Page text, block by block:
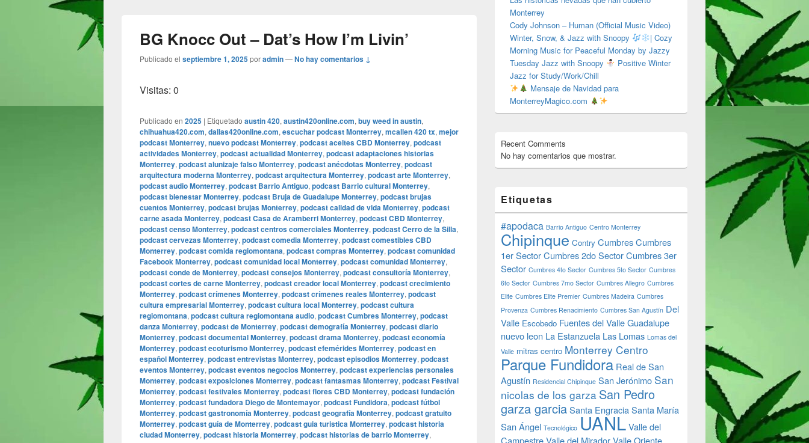
BG Knocc Out – Dat’s How I’m Livin’
Publicado el septiembre 1, 2025poradmin—No hay comentarios ↓
Visitas: 0
Publicado en 2025 | Etiquetado austin 420, austin420online.com, buy weed in austin,
chihuahua420.com, dallas420online.com, escuchar podcast Monterrey, mcallen 420 tx, mejor
podcast Monterrey, nuevo podcast Monterrey, podcast aceites CBD Monterrey, podcast
actividades Monterrey, podcast actualidad Monterrey, podcast adaptaciones historias
Monterrey, podcast alunizaje falso Monterrey, podcast anécdotas Monterrey, podcast
arquitectura moderna Monterrey, podcast arquitectura Monterrey, podcast arte Monterrey,
podcast audio Monterrey, podcast Barrio Antiguo, podcast Barrio cultural Monterrey,
podcast bienestar Monterrey, podcast Bruja de Guadalupe Monterrey, podcast brujas
cuentos Monterrey, podcast brujas Monterrey, podcast calidad de vida Monterrey, podcast
carne asada Monterrey, podcast Casa de Aramberri Monterrey, podcast CBD Monterrey,
podcast censo Monterrey, podcast centros comerciales Monterrey, podcast Cerro de la Silla,
podcast cervezas Monterrey, podcast comedia Monterrey, podcast comestibles CBD
Monterrey, podcast comida regiomontana, podcast compras Monterrey, podcast comunidad
Facebook Monterrey, podcast comunidad local Monterrey, podcast comunidad Monterrey,
podcast conde de Monterrey, podcast consejos Monterrey, podcast consultoría Monterrey,
podcast cortes de carne Monterrey, podcast creador local Monterrey, podcast crecimiento
Monterrey, podcast crímenes Monterrey, podcast crímenes reales Monterrey, podcast
cultura empresarial Monterrey, podcast cultura local Monterrey, podcast cultura
regiomontana, podcast cultura regiomontana audio, podcast Cumbres Monterrey, podcast
danza Monterrey, podcast de Monterrey, podcast demografía Monterrey, podcast diario
Monterrey, podcast documental Monterrey, podcast drama Monterrey, podcast economía
Monterrey, podcast ecoturismo Monterrey, podcast efemérides Monterrey, podcast en
español Monterrey, podcast entrevistas Monterrey, podcast episodios Monterrey, podcast
eventos Monterrey, podcast eventos negocios Monterrey, podcast experiencias personales
Monterrey, podcast exposiciones Monterrey, podcast fantasmas Monterrey, podcast Festival
Monterrey, podcast festivales Monterrey, podcast flores CBD Monterrey, podcast fundación
Monterrey, podcast fundadora Diego de Montemayor, podcast Fundidora, podcast fútbol
Monterrey, podcast gastronomía Monterrey, podcast geografía Monterrey, podcast gratuito
Monterrey, podcast guía de Monterrey, podcast guia turistica Monterrey, podcast historia
ciudad Monterrey, podcast historia Monterrey, podcast historias de barrio Monterrey,
Monterrey
Cody Johnson – Human (Official Music Video)
Winter, Snow, & Jazz with Snoopy
| Cozy
Morning Music for Peaceful Monday by Jazzy
Tuesday Jazz with Snoopy
Positive Winter
Jazz for Study/Work/Chill
Mensaje de Navidad para
MonterreyMagico.com
Recent Comments
No hay comentarios que mostrar.
Etiquetas
#apodaca Barrio Antiguo Centro Monterrey
Chipinque Contry CumbresCumbres
1er SectorCumbres 2do SectorCumbres 3er
Sector Cumbres 4to Sector Cumbres 5to Sector Cumbres
6to Sector Cumbres 7mo Sector Cumbres Allegro Cumbres
Elite Cumbres Elite Premier Cumbres Madeira Cumbres
Provenza Cumbres Renacimiento Cumbres San Agustín Del
Valle Escobedo Fuentes del ValleGuadalupe
nuevo leon La Estanzuela Las Lomas Lomas del
Valle mitras centro Monterrey Centro
Parque Fundidora Real de San
Agustín Residencial Chipinque San Jerónimo San
nicolas de los garza San Pedro
garza garciaSanta EngraciaSanta María
San Ángel Tecnológico UANLValle del
CampestreValle del MiradorValle Oriente